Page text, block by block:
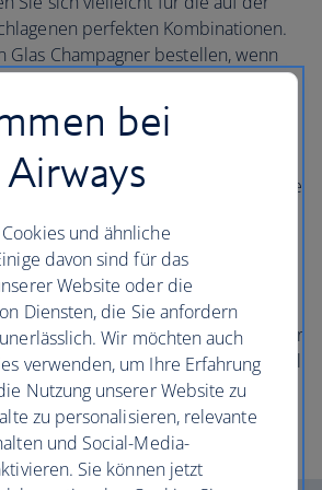
perfekten Kombinationen.
Glas Champagner bestellen, wenn
danach steht. Dann wenden Sie
der Patisserie zu. Nehmen Sie sich
die exquisit gestalteten süßen
kleines Kunstwerk – zu bewundern,
dass sie genauso gut schmecken wie
Sie Ausschau nach der neuesten
Room.
in High Holborn gelegene
sich in einem prächtigen
das unter Gebäudeschutz der
Eingang ist entsprechend prachtvoll
ist außerordentlich stilvoll.
im Rosewood London
bei
und ähnliche
davon sind für das
Website oder die
Diensten, die Sie anfordern
Wir möchten auch
verwenden, um Ihre Erfahrung
Nutzung unserer Website zu
zu personalisieren, relevante
und Social-Media-
Sie können jetzt